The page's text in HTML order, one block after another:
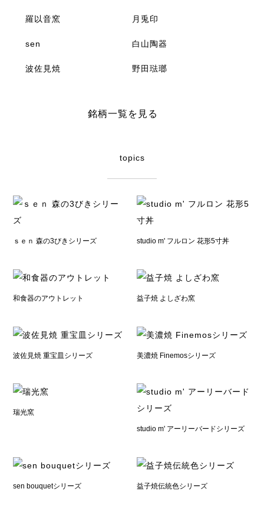
羅以音窯 月兎印
sen 白山陶器
波佐見焼 野田琺瑯
銘柄一覧を見る
topics
ｓｅｎ 森の3びきシリーズ studio m' フルロン 花形5寸丼
和食器のアウトレット 益子焼 よしざわ窯
波佐見焼 重宝皿シリーズ 美濃焼 Finemosシリーズ
瑞光窯
studio m' アーリーバードシリーズ
sen bouquetシリーズ 益子焼伝統色シリーズ